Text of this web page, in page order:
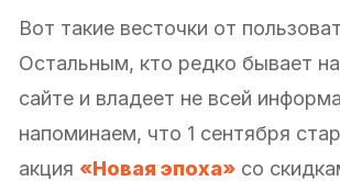
Вот такие весточки от
Остальным, кто редко бывает
сайте и владеет не всей
напоминаем, что 1 сентября
акция «Новая эпоха» со